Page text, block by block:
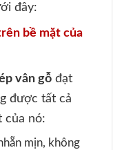
đây:
bề mặt của
vân gỗ đạt
được tất cả
của nó:
mịn, không